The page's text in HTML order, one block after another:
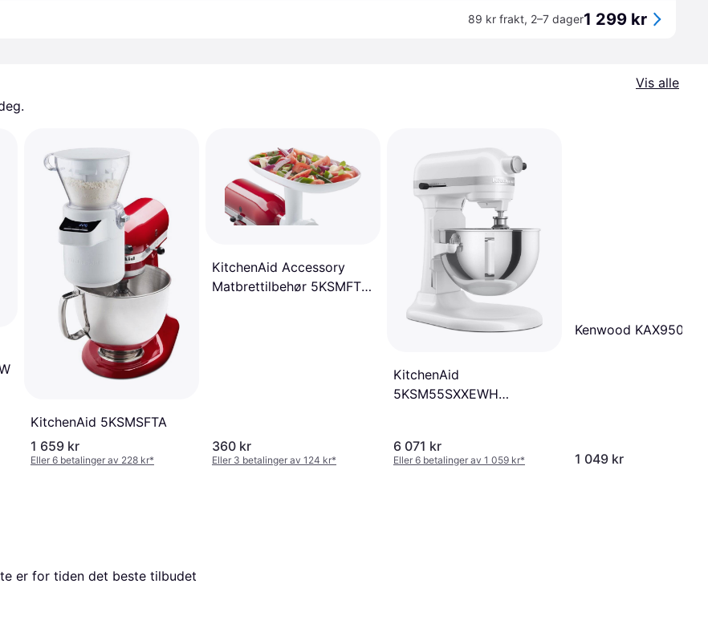
89 kr frakt, 2–7 dager1 299 kr
Vis alle
KitchenAid 5KSMSFTA
1 659 kr
Eller 6 betalinger av 228 kr*
KitchenAid Accessory
Matbrettilbehør 5KSMFT
360 kr
Eller 3 betalinger av 124 kr*
KitchenAid
5KSM55SXXEWH
6 071 kr
Eller 6 betalinger av 1 059 kr*
Kenwood KAX950ME
1 049 kr
er for tiden det beste tilbudet